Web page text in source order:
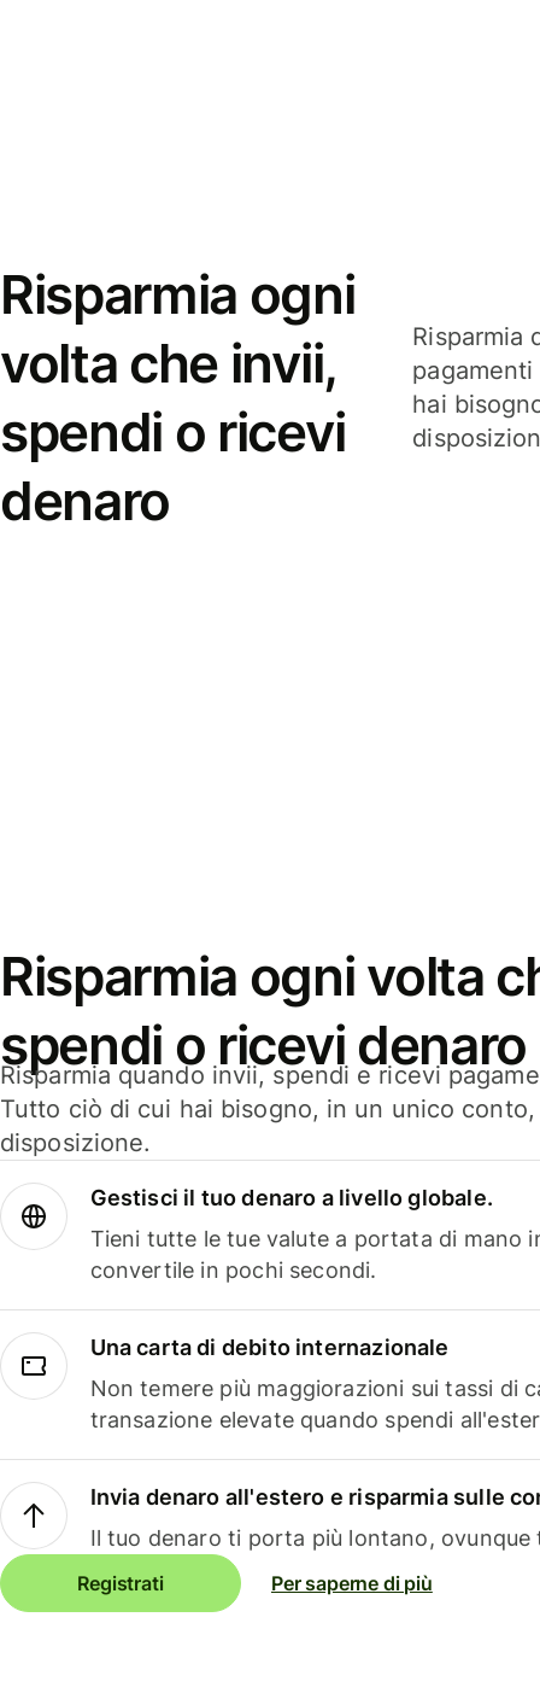
Risparmia ogni
volta che invii,
spendi o ricevi
denaro
Risparmia
hai
Risparmia ogni volta
spendi o ricevi denaro
Risparmia quando invii, spendi e ricevi
Tutto ciò di cui hai bisogno, in un unico
disposizione.
Gestisci il tuo denaro a livello globale.
Tieni tutte le tue valute a portata di mano
convertile in pochi secondi.
Una carta di debito internazionale
Non temere più maggiorazioni sui tassi di
transazione elevate quando spendi
Invia denaro all'estero e risparmia sulle
Il tuo denaro ti porta più lontano, ovunque
Registrati Per saperne di più